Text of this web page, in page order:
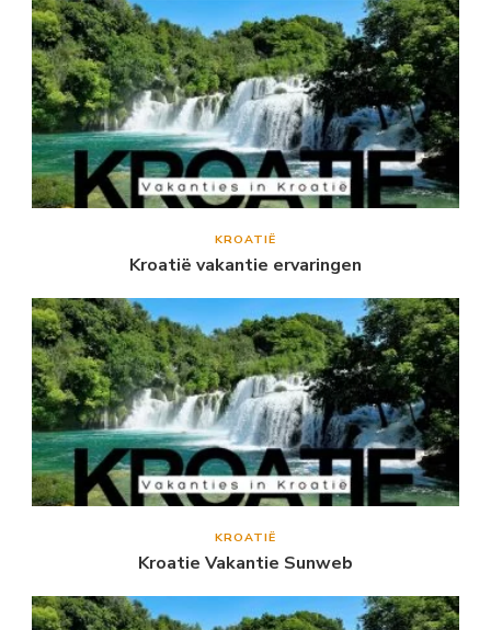
KROATIË
Kroatië vakantie ervaringen
KROATIË
Kroatie Vakantie Sunweb